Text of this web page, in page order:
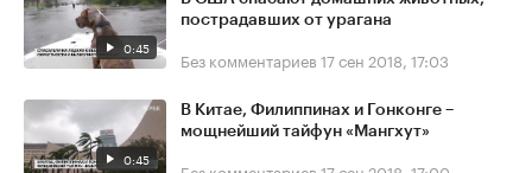
0:45
пострадавших от урагана
Без комментариев 17 сен 2018, 17:03
0:45
В Китае, Филиппинах и Гонконге –
мощнейший тайфун «Мангхут»